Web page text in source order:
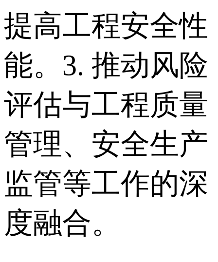
提高工程安全性
能。 3. 推动风险
评估与工程质量
管理、安全生产
监管等工作的深
度融合。